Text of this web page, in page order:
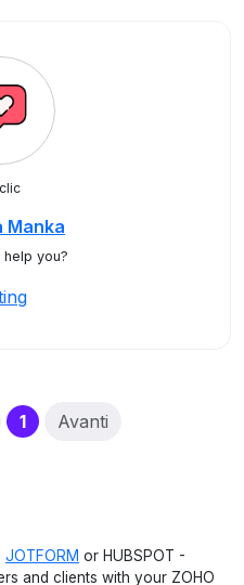
Manka
you?
1(current)
Avanti
JOTFORM or HUBSPOT -
and clients with your ZOHO